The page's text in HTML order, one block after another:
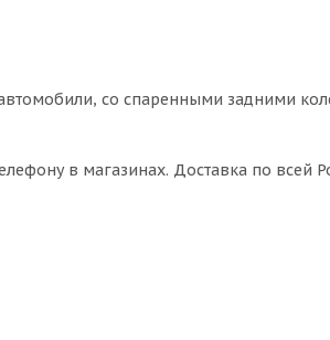
со спаренными задними
в магазинах. Доставка по всей